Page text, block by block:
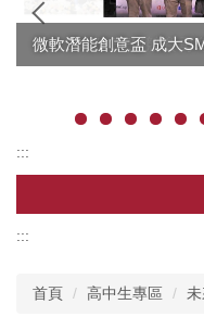
成大2017 iGEM競賽勇
微軟潛能創意盃 成大
:::
單位介紹
:::
首頁 高中生專區